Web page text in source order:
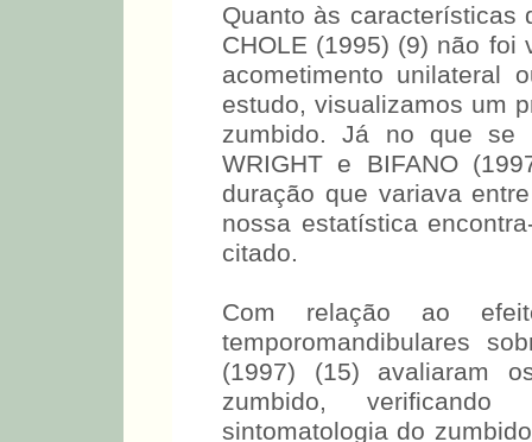
Quanto às características
CHOLE (1995) (9) não foi
acometimento unilateral
estudo, visualizamos um
zumbido. Já no que se
WRIGHT e BIFANO
duração que variava
nossa estatística
citado.
Com relação ao
temporomandibulares
(1997) (15) avaliaram
zumbido,
sintomatologia do